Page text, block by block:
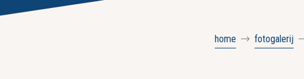
home fotogalerij